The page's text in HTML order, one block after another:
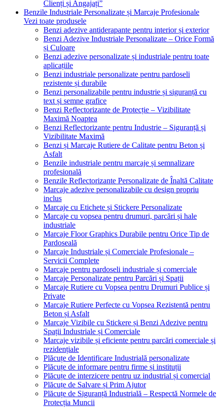
Clienți și Angajați”
Benzile Industriale Personalizate și Marcaje Profesionale
Vezi toate produsele
Benzi adezive antiderapante pentru interior și exterior
Benzi Adezive Industriale Personalizate – Orice Formă
și Culoare
Benzi adezive personalizate și industriale pentru toate
aplicațiile
Benzi industriale personalizate pentru pardoseli
rezistente și durabile
Benzi personalizabile pentru industrie și siguranță cu
text și semne grafice
Benzi Reflectorizante de Protecție – Vizibilitate
Maximă Noaptea
Benzi Reflectorizante pentru Industrie – Siguranță și
Vizibilitate Maximă
Benzi și Marcaje Rutiere de Calitate pentru Beton și
Asfalt
Benzile industriale pentru marcaje și semnalizare
profesională
Benzile Reflectorizante Personalizate de Înaltă Calitate
Marcaje adezive personalizabile cu design propriu
inclus
Marcaje cu Etichete și Stickere Personalizate
Marcaje cu vopsea pentru drumuri, parcări și hale
industriale
Marcaje Floor Graphics Durabile pentru Orice Tip de
Pardoseală
Marcaje Industriale și Comerciale Profesionale –
Servicii Complete
Marcaje pentru pardoseli industriale și comerciale
Marcaje Personalizate pentru Parcări și Spații
Marcaje Rutiere cu Vopsea pentru Drumuri Publice și
Private
Marcaje Rutiere Perfecte cu Vopsea Rezistentă pentru
Beton și Asfalt
Marcaje Vizibile cu Stickere și Benzi Adezive pentru
Spații Industriale și Comerciale
Marcaje vizibile și eficiente pentru parcări comerciale și
rezidențiale
Plăcuțe de Identificare Industrială personalizate
Plăcuțe de informare pentru firme și instituții
Plăcuțe de interzicere pentru uz industrial și comercial
Plăcuțe de Salvare și Prim Ajutor
Plăcuțe de Siguranță Industrială – Respectă Normele de
Protecția Muncii